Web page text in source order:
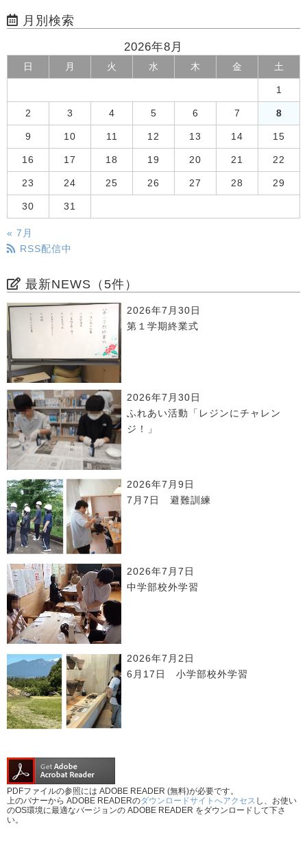
月別検索
2026年8月
日 月 火 水 木 金 土
1
2 3 4 5 6 7 8
9 10 11 12 13 14 15
16 17 18 19 20 21 22
23 24 25 26 27 28 29
30 31
« 7月
RSS配信中
最新NEWS（5件）
2026年7月30日
第１学期終業式
2026年7月30日
ふれあい活動「レジンにチャレン
ジ！」
2026年7月9日
7月7日 避難訓練
2026年7月7日
中学部校外学習
2026年7月2日
6月17日 小学部校外学習
PDFファイルの参照には ADOBE READER (無料)が必要です。
上のバナーから ADOBE READERのダウンロードサイトへアクセス し、お使い
のOS環境に最適なバージョンの ADOBE READER をダウンロードして下さ
い。